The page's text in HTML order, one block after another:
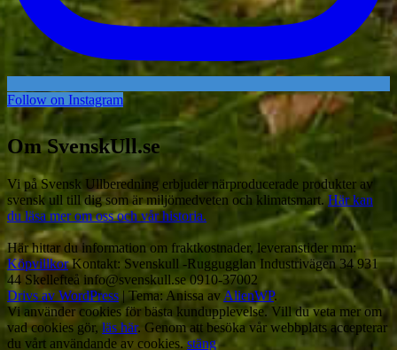
Follow on Instagram
Om SvenskUll.se
Vi på Svensk Ullberedning erbjuder närproducerade produkter av
svensk ull till dig som är miljömedveten och klimatsmart. Här kan
du läsa mer om oss och vår historia.
Här hittar du information om fraktkostnader, leveranstider mm:
KöpvillkorKontakt: Svenskull -Ruggugglan Industrivägen 34 931
44 Skellefteå info@svenskull.se 0910-37002
Drivs av WordPress | Tema: Anissa av AlienWP.
Vi använder cookies för bästa kundupplevelse. Vill du veta mer om
vad cookies gör, läs här. Genom att besöka vår webbplats accepterar
du vårt användande av cookies.stäng